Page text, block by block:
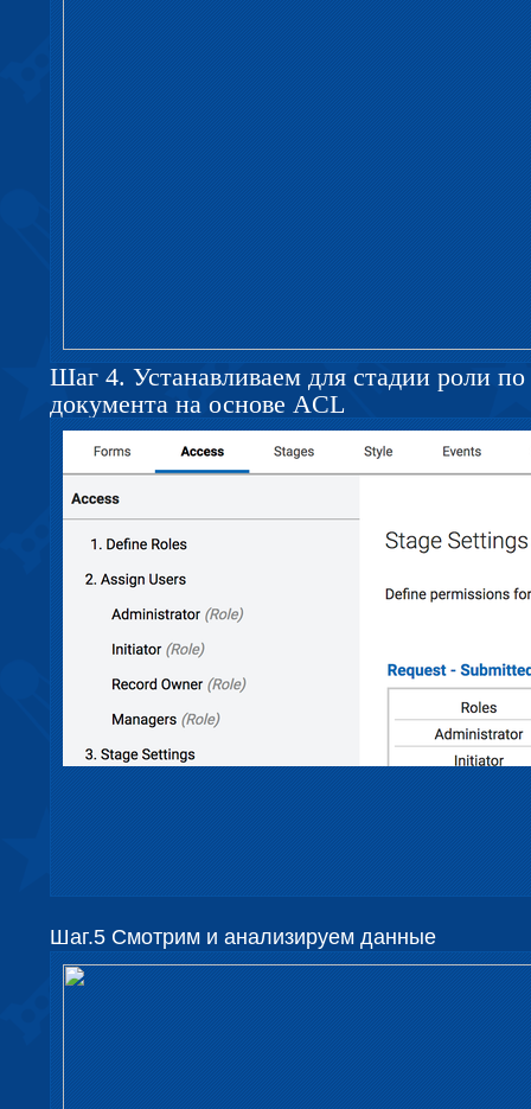
Шаг 4. Устанавливаем для стадии роли по
документа на основе ACL
Шаг.5 Смотрим и анализируем данные